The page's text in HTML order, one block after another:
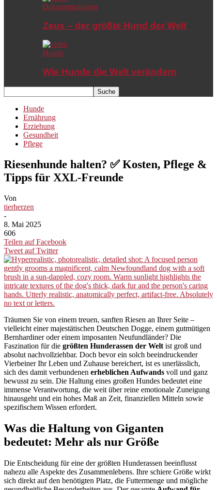
Dokumentationen
Zeus – der größte Hund der Welt
Hunde
Wie Hunde die Welt verändern
Hunde
Ernährung
Erziehung
Gesundheit
Pflege
Riesenhunde halten? ✅ Kosten, Pflege &
Tipps für XXL-Freunde
Von
tierherzen
-
8. Mai 2025
606
Teilen auf Facebook
Tweet auf Twitter
Träumen Sie von einem treuen, sanften Riesen an Ihrer Seite –
vielleicht einer majestätischen Deutschen Dogge, einem gutmütigen
Bernhardiner oder einem imposanten Neufundländer? Die
Faszination für die größten Hunderassen der Welt ist groß und
absolut nachvollziehbar. Doch bevor ein solch beeindruckender
Vierbeiner Ihr Leben und Zuhause bereichert, ist es unerlässlich,
sich des damit verbundenen erheblichen Aufwands voll und ganz
bewusst zu sein. Die Haltung eines großen Hundes bedeutet eine
immense Verantwortung, die weit über reine emotionale Zuneigung
hinausgeht und ein hohes Maß an Zeit, finanziellen Mitteln sowie
spezifischem Wissen erfordert.
Was die Haltung von Giganten
bedeutet: Mehr als nur Größe
Die Entscheidung für eine der größten Hunderassen beeinflusst
nahezu alle Aspekte des Zusammenlebens. Ihre schiere Größe wirkt
sich direkt auf den benötigten Platz, die Futtermenge und mögliche